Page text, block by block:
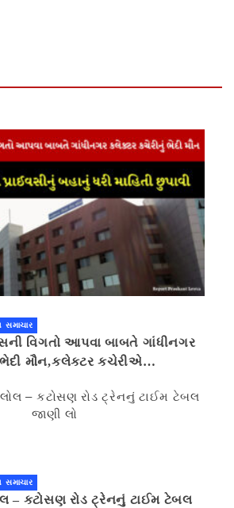
સમાચાર
વિગતો આપવા બાબતે ગાંધીનગર
મૌન,કલેક્ટર કચેરીએ
સમાચાર
– કટોસણ રોડ ટ્રેનનું ટાઈમ ટેબલ